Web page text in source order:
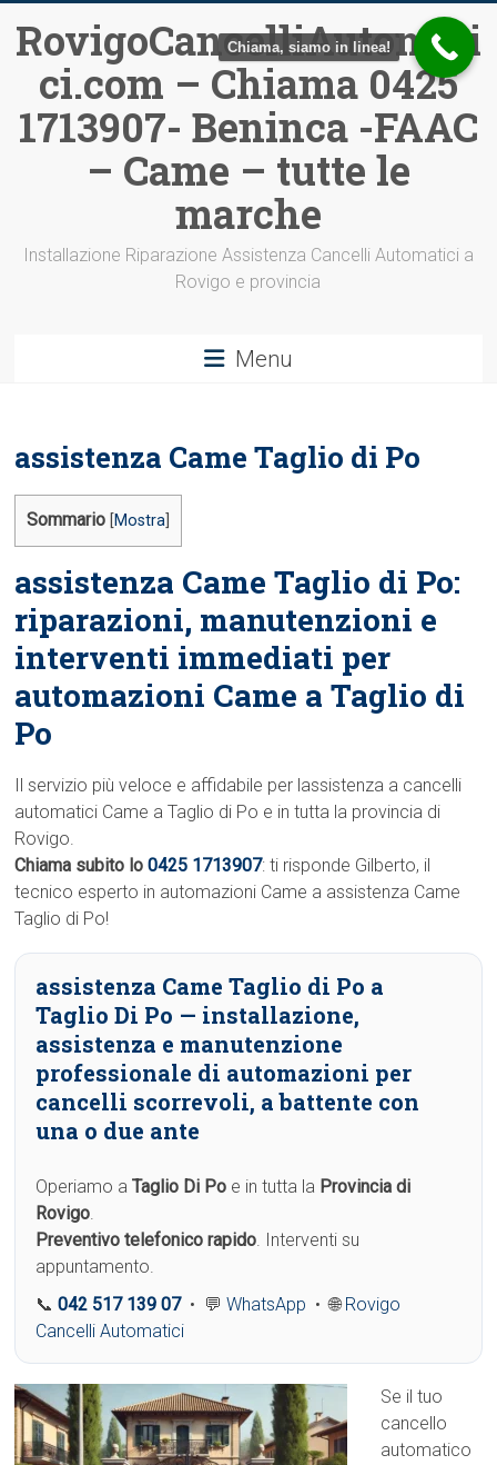
contenuto
RovigoCancelliAutomati
ci.com – Chiama 0425
1713907- Beninca -FAAC
– Came – tutte le
marche
Installazione Riparazione Assistenza Cancelli Automatici a
Rovigo e provincia
Menu
assistenza Came Taglio di Po
Sommario Mostra
assistenza Came Taglio di Po:
riparazioni, manutenzioni e
interventi immediati per
automazioni Came a Taglio di
Po
Il servizio più veloce e affidabile per lassistenza a cancelli
automatici Came a Taglio di Po e in tutta la provincia di
Rovigo.
Chiama subito lo0425 1713907: ti risponde Gilberto, il
tecnico esperto in automazioni Came a assistenza Came
Taglio di Po!
assistenza Came Taglio di Po a
Taglio Di Po — installazione,
assistenza e manutenzione
professionale di automazioni per
cancelli scorrevoli, a battente con
una o due ante
Operiamo aTaglio Di Po e in tutta la Provincia di
Rovigo.
Preventivo telefonico rapido. Interventi su
appuntamento.
📞042 517 139 07• 💬WhatsApp • 🌐 Rovigo
Cancelli Automatici
Se il tuo
cancello
automatico
Chiama, siamo in linea!